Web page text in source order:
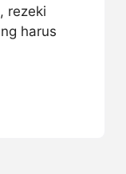
rezeki
harus